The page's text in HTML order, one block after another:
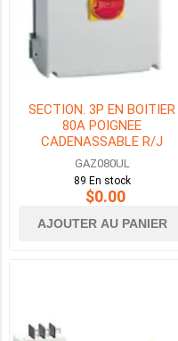
SECTION. 3P EN BOITIER
80A POIGNEE
CADENASSABLE R/J
NEMA4X
GAZ080UL
89 En stock
$0.00
AJOUTER AU PANIER
(1)
20HP
(1)
30HP
40HP
125HP